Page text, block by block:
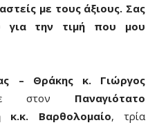
με τους άξιους. Σας
για την τιμή που μου
– Θράκης κ. Γιώργος
στον Παναγιότατο
κ.κ. Βαρθολομαίο, τρία